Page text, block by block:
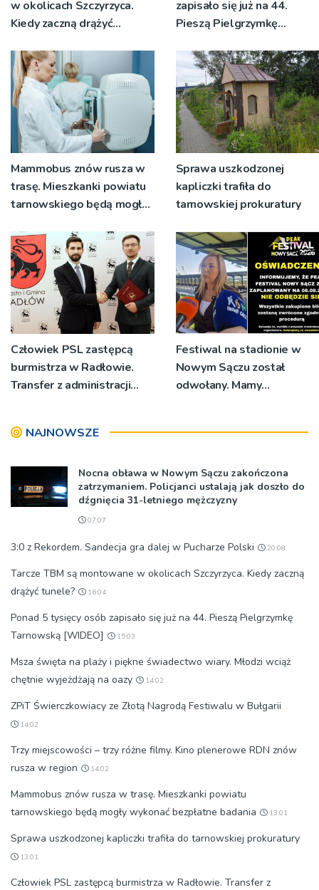
w okolicach Szczyrzyca.
Kiedy zaczną drążyć
zapisało się już na 44.
Pieszą Pielgrzymkę
Mammobus znów rusza w
trasę. Mieszkanki powiatu
tarnowskiego będą mogły
badania
Sprawa uszkodzonej
kapliczki trafiła do
tarnowskiej prokuratury
Człowiek PSL zastępcą
burmistrza w Radłowie.
Transfer z administracji
Festiwal na stadionie w
Nowym Sączu został
odwołany. Mamy
NAJNOWSZE
Nocna obława w Nowym Sączu zakończona
zatrzymaniem. Policjanci ustalają jak doszło do
dźgnięcia 31-letniego mężczyzny
07:07
3:0 z Rekordem. Sandecja gra dalej w Pucharze Polski 20:08
Tarcze TBM są montowane w okolicach Szczyrzyca. Kiedy zaczną
drążyć tunele?
16:04
Ponad 5 tysięcy osób zapisało się już na 44. Pieszą Pielgrzymkę
Tarnowską [WIDEO]
15:03
Msza święta na plaży i piękne świadectwo wiary. Młodzi wciąż
chętnie wyjeżdżają na oazy
14:02
ZPiT Świerczkowiacy ze Złotą Nagrodą Festiwalu w Bułgarii
14:02
Trzy miejscowości – trzy różne filmy. Kino plenerowe RDN znów
rusza w region
14:02
Mammobus znów rusza w trasę. Mieszkanki powiatu
tarnowskiego będą mogły wykonać bezpłatne badania
13:01
Sprawa uszkodzonej kapliczki trafiła do tarnowskiej prokuratury
13:01
Człowiek PSL zastępcą burmistrza w Radłowie. Transfer z